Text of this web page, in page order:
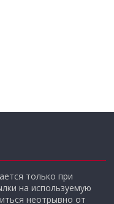
только при
на используемую
неотрывно от